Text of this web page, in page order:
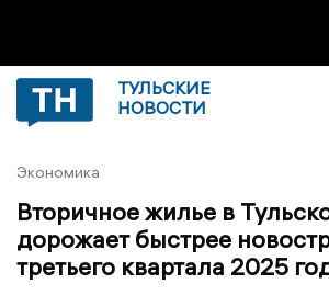
ТУЛЬСКИЕ
НОВОСТИ
Экономика
Вторичное жилье в
дорожает быстрее
третьего квартала 2025